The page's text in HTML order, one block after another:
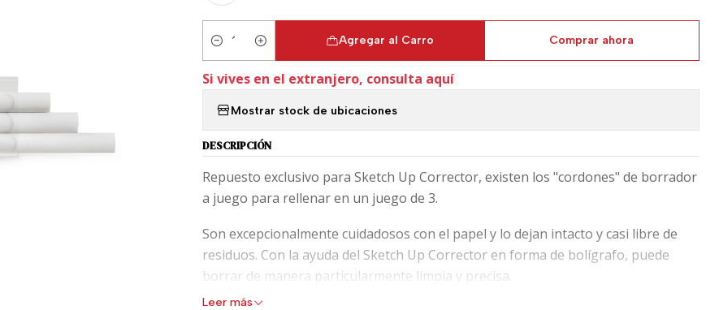
Cantidad
Agregar al Carro Comprar ahora
Si vives en el extranjero, consulta aquí
Mostrar stock de ubicaciones
DESCRIPCIÓN
Repuesto exclusivo para Sketch Up Corrector, existen los "cordones" de borrador
a juego para rellenar en un juego de 3.
Son excepcionalmente cuidadosos con el papel y lo dejan intacto y casi libre de
residuos. Con la ayuda del Sketch Up Corrector en forma de bolígrafo, puede
borrar de manera particularmente limpia y precisa.
Leer más